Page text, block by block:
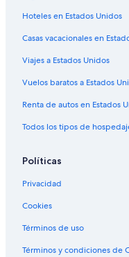
Hoteles en Quadro
Hoteles haciendas en
Hoteles 4 estrellas en San
Apart-Hoteles en San
Hoteles en San Venanzo
Villas en San Venanzo
Hoteles en San Terenciano
Hoteles en Collazzone
Villas en Grutti
Hoteles con spa en Melezzole
Hoteles en Melezzole
Hoteles en Estados Unidos
Casas vacacionales en
Viajes a Estados Unidos
Vuelos baratos a Estados
Renta de autos en Estados
Todos los tipos de
Políticas
Privacidad
Cookies
Términos de uso
Términos y condiciones de